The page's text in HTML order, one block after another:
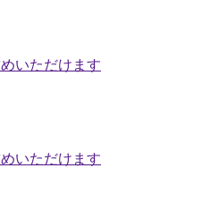
いただけます
いただけます